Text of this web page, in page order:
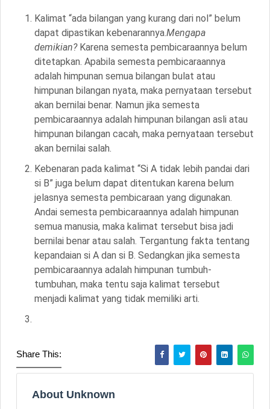
Kalimat “ada bilangan yang kurang dari nol” belum
dapat dipastikan kebenarannya.Mengapa
demikian?Karena semesta pembicaraannya belum
ditetapkan. Apabila semesta pembicaraannya
adalah himpunan semua bilangan bulat atau
himpunan bilangan nyata, maka pernyataan tersebut
akan bernilai benar. Namun jika semesta
pembicaraannya adalah himpunan bilangan asli atau
himpunan bilangan cacah, maka pernyataan tersebut
akan bernilai salah.
Kebenaran pada kalimat “Si A tidak lebih pandai dari
si B” juga belum dapat ditentukan karena belum
jelasnya semesta pembicaraan yang digunakan.
Andai semesta pembicaraannya adalah himpunan
semua manusia, maka kalimat tersebut bisa jadi
bernilai benar atau salah. Tergantung fakta tentang
kepandaian si A dan si B. Sedangkan jika semesta
pembicaraannya adalah himpunan tumbuh-
tumbuhan, maka tentu saja kalimat tersebut
menjadi kalimat yang tidak memiliki arti.
Share This:
About Unknown